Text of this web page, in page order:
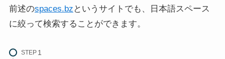
前述のspaces.bz というサイトでも、日本語スペース
に絞って検索することができます。
STEP